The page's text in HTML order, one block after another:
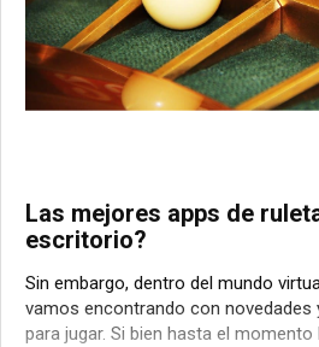
Las mejores apps de
escritorio?
Sin embargo, dentro del mundo
vamos encontrando con novedades
para jugar. Si bien hasta el